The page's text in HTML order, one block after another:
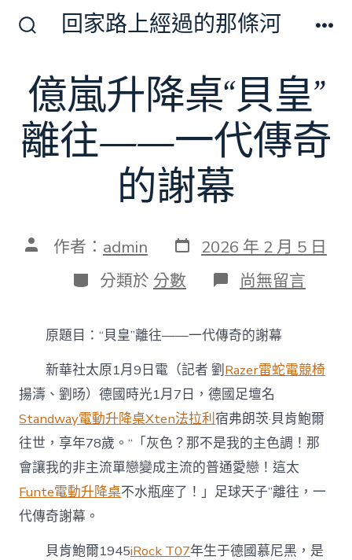
切
換
開
關
回家路上經過的那條河
億嵐升降桌“貝皇”
離往——一代傳奇
的謝幕
文 作者： admin 發
表
日
期
2026 年 2 月 5 日
分
類
分類於 分數 在
〈億
升
降
“貝
皇”
離
往
——
一
代
傳
奇
幕〉
尚無留言
原題目：“貝皇”離往——一代傳奇的謝幕
新華社太原1月9日電（記者 劉Razer雷蛇電競椅
揚濤、劉旸）德國時光1月7日，德國足壇名
Standway電動升降桌Xten法拉利宿弗朗茨·貝肯鮑爾
往世，享年78歲。“「灰色？那不是我的主色調！那
會讓我的非主流單戀變成主流的普通愛戀！這太
Funte電動升降桌不水瓶座了！」足球天子”離往，一
代傳奇謝幕。
貝肯鮑爾1945iRock T07年生于德國慕尼黑，是